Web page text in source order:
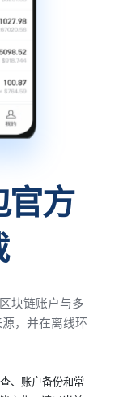
方
块链账户与多
，并在离线环
、账户备份和常